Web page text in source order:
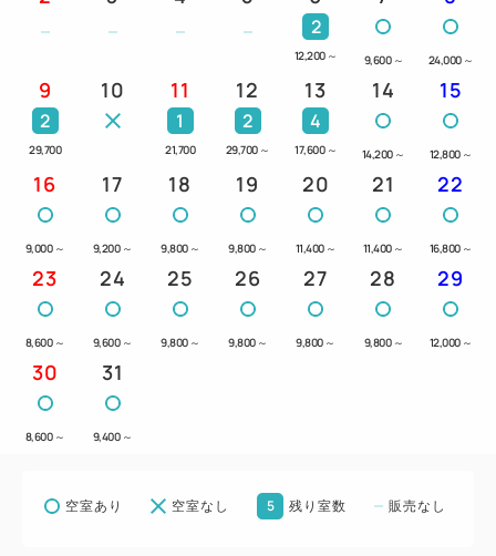
2
12,200 ～ 9,600 ～ 24,000 ～
9
2
29,700
10 11
1
21,700
12
2
29,700 ～
13
4
17,600 ～
14
14,200 ～
15
12,800 ～
16
9,000 ～
17
9,200 ～
18
9,800 ～
19
9,800 ～
20
11,400 ～
21
11,400 ～
22
16,800 ～
23
8,600 ～
24
9,600 ～
25
9,800 ～
26
9,800 ～
27
9,800 ～
28
9,800 ～
29
12,000 ～
30
8,600 ～
31
9,400 ～
空室あり 空室なし 5 残り室数 販売なし